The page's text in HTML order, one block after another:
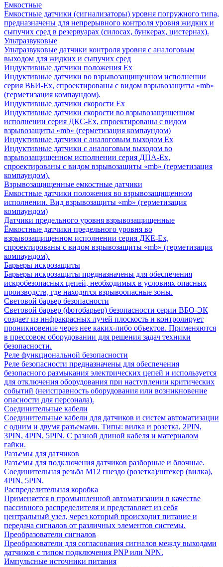
Емкостные
Ёмкостные датчики (сигнализаторы) уровня погружного типа,
предназначены для непрерывного контроля уровня жидких и
сыпучих сред в резервуарах (силосах, бункерах, цистернах).
Ультразвуковые
Ультразвуковые датчики контроля уровня с аналоговым
выходом для жидких и сыпучих сред
Индуктивные датчики положения Ех
Индуктивные датчики во взрывозащищенном исполнении
серия ВБИ-Ех, спроектированы с видом взрывозащиты «mb»
(герметизация компаундом).
Индуктивные датчики скорости Ех
Индуктивные датчики скорости во взрывозащищенном
исполнении серия ДКС-Ех, спроектированы с видом
взрывозащиты «mb» (герметизация компаундом)
Индуктивные датчики с аналоговым выходом Ех
Индуктивные датчики с аналоговым выходом во
взрывозащищенном исполнении серия ДПА-Ех,
спроектированы с видом взрывозащиты «mb» (герметизация
компаундом).
Взрывозащищенные емкостные датчики
Емкостные датчики положения во взрывозащищенном
исполнении. Вид взрывозащиты «mb» (герметизация
компаундом)
Датчики предельного уровня взрывозащищенные
Ёмкостные датчики предельного уровня во
взрывозащищенном исполнении серия ДКЕ-Ех,
спроектированы с видом взрывозащиты «mb» (герметизация
компаундом).
Барьеры искрозащиты
Барьеры искрозащиты предназначены для обеспечения
искробезопасных цепей, необходимых в условиях опасных
производств, где находятся взрывоопасные зоны.
Световой барьер безопасности
Световой барьер (фотобарьер) безопасности серии ВБО-ЭК
создает из инфракрасных лучей плоскость и контролирует
проникновение через нее каких-либо объектов. Применяются
в прессовом оборудовании для решения задач техники
безопасности.
Реле функциональной безопасности
Реле безопасности предназначены для обеспечения
безопасного размыкания электрических цепей и используется
для отключения оборудования при наступлении критических
событий (неисправность оборудования или возникновение
опасности для персонала).
Соединительные кабели
Соединительные кабели для датчиков и систем автоматизации
с одним и двумя разъемами. Типы: вилка и розетка, 2PIN,
3PIN, 4PIN, 5PIN. С разной длиной кабеля и материалом
гайки.
Разъемы для датчиков
Разъемы для подключения датчиков разборные и блочные.
Соединительная резьба М12 гнездо (розетка)/штекер (вилка),
4PIN, 5PIN.
Распределительная коробка
Применяется в промышленной автоматизации в качестве
пассивного распределителя и представляет из себя
центральный узел, через который происходит питание и
передача сигналов от различных элементов системы.
Преобразователи сигналов
Преобразователи для согласования сигналов между выходами
датчиков с типом подключения PNP или NPN.
Импульсные источники питания